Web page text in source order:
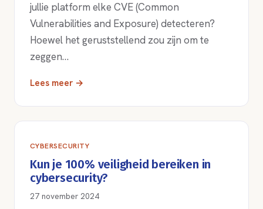
jullie platform elke CVE (Common
Vulnerabilities and Exposure) detecteren?
Hoewel het geruststellend zou zijn om te
zeggen…
Lees meer →
CYBERSECURITY
Kun je 100% veiligheid bereiken in
cybersecurity?
27 november 2024